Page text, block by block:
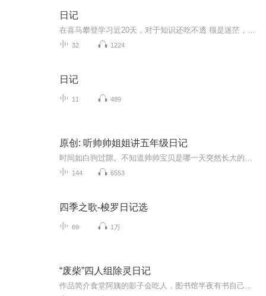
日记
32 1224
日记
11 489
原创: 听帅帅姐姐讲五年级日记
144 6553
四季之歌-梭罗日记选
69 1万
“废柴”四人组除灵日记